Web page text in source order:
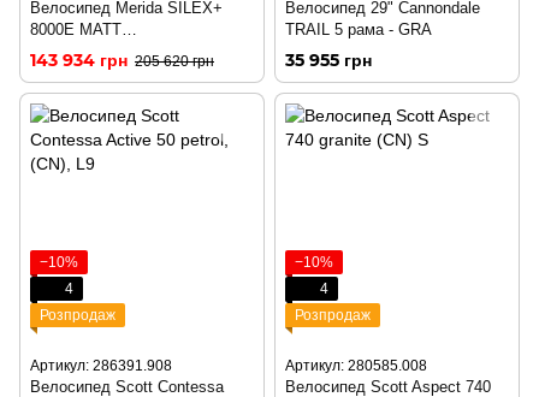
Велосипед Merida SILEX+
8000E MATT
ANTHRACITE(GLOSSY
143 934 грн 205 620 грн
Велосипед 29" Cannondale
TRAIL 5 рама - GRA
35 955 грн
−10%
4
Розпродаж
Артикул: 286391.908
Велосипед Scott Contessa
−10%
4
Розпродаж
Артикул: 280585.008
Велосипед Scott Aspect 740